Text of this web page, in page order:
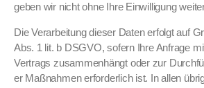
geben wir nicht ohne Ihre Ein­willi­gung
Die Ver­ar­beitung dieser Dat­en erfol­gt auf
Abs. 1 lit. b DSGVO, sofern Ihre Anfrage
Ver­trags zusam­men­hängt oder zur
er Maß­nah­men erforder­lich ist. In allen